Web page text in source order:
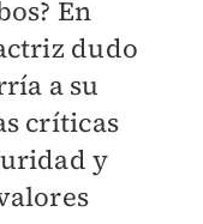
En
dudo
a su
críticas
y